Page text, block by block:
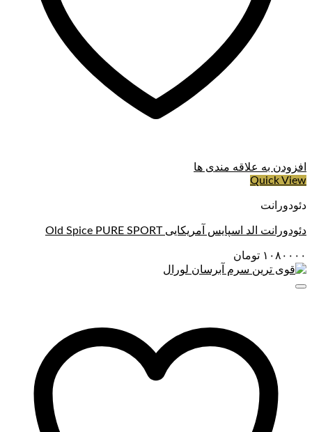
افزودن به علاقه مندی ها
Quick View
دئودورانت
دئودورانت الد اسپایس آمریکایی Old Spice PURE SPORT
۱۰۸۰۰۰۰ تومان